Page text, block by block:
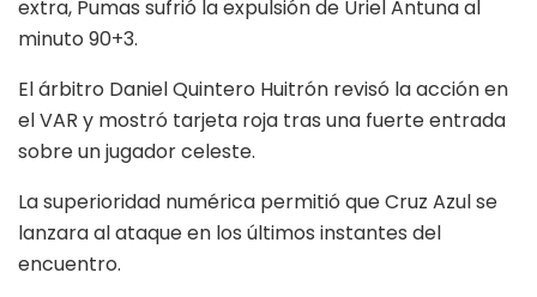
extra, Pumas sufrió la expulsión de Uriel Antuna al
minuto 90+3.
El árbitro Daniel Quintero Huitrón revisó la acción en
el VAR y mostró tarjeta roja tras una fuerte entrada
sobre un jugador celeste.
La superioridad numérica permitió que Cruz Azul se
lanzara al ataque en los últimos instantes del
encuentro.